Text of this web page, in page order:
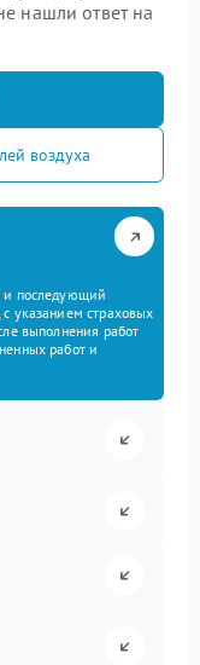
нашли ответ на
воздуха
и последующий
указанием страховых
выполнения работ
работ и